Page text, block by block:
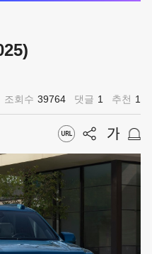
조회수 39764 댓글 1 추천 1